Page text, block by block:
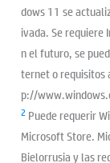
dows 11 se
ivada. Se requiere
n el futuro, se
ternet o requisitos
p://
2 Puede requerir
Microsoft Store.
Bielorrusia y las